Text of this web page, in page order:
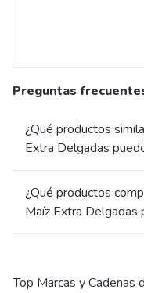
Preguntas
¿Qué productos
Extra Delgadas
¿Qué productos
Maíz Extra Delgadas
Top Marcas y Cadenas